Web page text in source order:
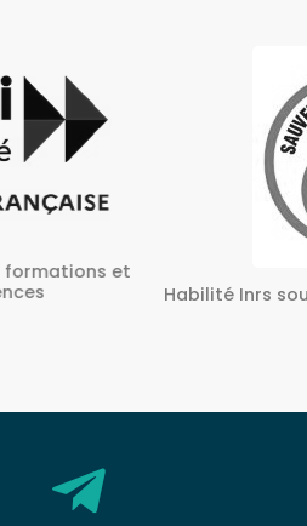
et
Habilité Inrs sous Le N°